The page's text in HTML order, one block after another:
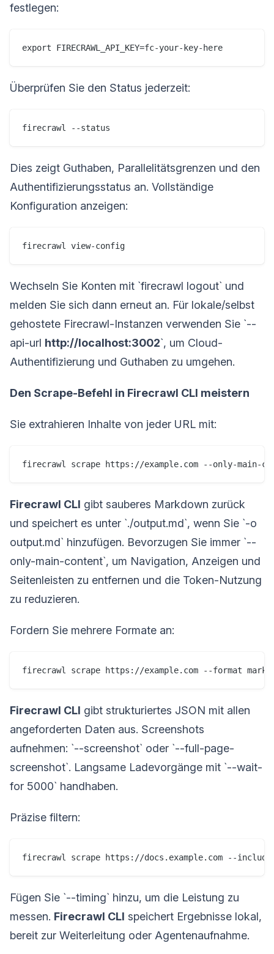
festlegen:
export FIRECRAWL_API_KEY=fc-your-key-here
Überprüfen Sie den Status jederzeit:
firecrawl --status
Dies zeigt Guthaben, Parallelitätsgrenzen und den
Authentifizierungsstatus an. Vollständige
Konfiguration anzeigen:
firecrawl view-config
Wechseln Sie Konten mit `firecrawl logout` und
melden Sie sich dann erneut an. Für lokale/selbst
gehostete Firecrawl-Instanzen verwenden Sie `--
api-url http://localhost:3002`, um Cloud-
Authentifizierung und Guthaben zu umgehen.
Den Scrape-Befehl in Firecrawl CLI meistern
Sie extrahieren Inhalte von jeder URL mit:
firecrawl scrape https://example.com --only-main-
Firecrawl CLI gibt sauberes Markdown zurück
und speichert es unter `./output.md`, wenn Sie `-o
output.md` hinzufügen. Bevorzugen Sie immer `--
only-main-content`, um Navigation, Anzeigen und
Seitenleisten zu entfernen und die Token-Nutzung
zu reduzieren.
Fordern Sie mehrere Formate an:
firecrawl scrape https://example.com --format
Firecrawl CLI gibt strukturiertes JSON mit allen
angeforderten Daten aus. Screenshots
aufnehmen: `--screenshot` oder `--full-page-
screenshot`. Langsame Ladevorgänge mit `--wait-
for 5000` handhaben.
Präzise filtern:
firecrawl scrape https://docs.example.com --
Fügen Sie `--timing` hinzu, um die Leistung zu
messen. Firecrawl CLI speichert Ergebnisse lokal,
bereit zur Weiterleitung oder Agentenaufnahme.